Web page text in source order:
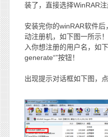
装了，直接选择WinRAR注
安装完你的winRAR软件
动注册机，如下图一所示
入你想注册的用户名，如
generate“”按钮！
出现提示对话框如下图，